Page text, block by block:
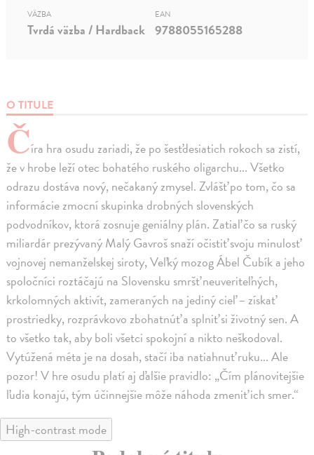
O TITULE
Číra hra osudu zariadi, že po šesťdesiatich rokoch sa zistí,
že v hrobe leží otec bohatého ruského oligarchu... Všetko
odrazu dostáva nový, nečakaný zmysel. Zvlášť po tom, čo sa
informácie zmocní skupinka drobných slovenských
podvodníkov, ktorá zosnuje geniálny plán. Zatiaľ čo sa ruský
miliardár prezývaný Malý Gavroš snaží očistiť svoju minulosť
vojnovej nemanželskej siroty, Veľký mozog Ábel Čubík a jeho
spoločníci roztáčajú na Slovensku smršť neuveriteľných,
krkolomných aktivít, zameraných na jediný cieľ – získať
prostriedky, rozprávkovo zbohatnúť a splniť si životný sen. A
to všetko tak, aby boli všetci spokojní a nikto neškodoval.
Vytúžená méta je na dosah, stačí iba natiahnuť ruku... Ale
pozor! V hre osudu platí aj ďalšie pravidlo: „Čím plánovitejšie
ľudia konajú, tým účinnejšie môže náhoda zmeniť ich smer.“
VÄZBA
Tvrdá väzba / Hardback
EAN
9788055165288
High-contrast mode